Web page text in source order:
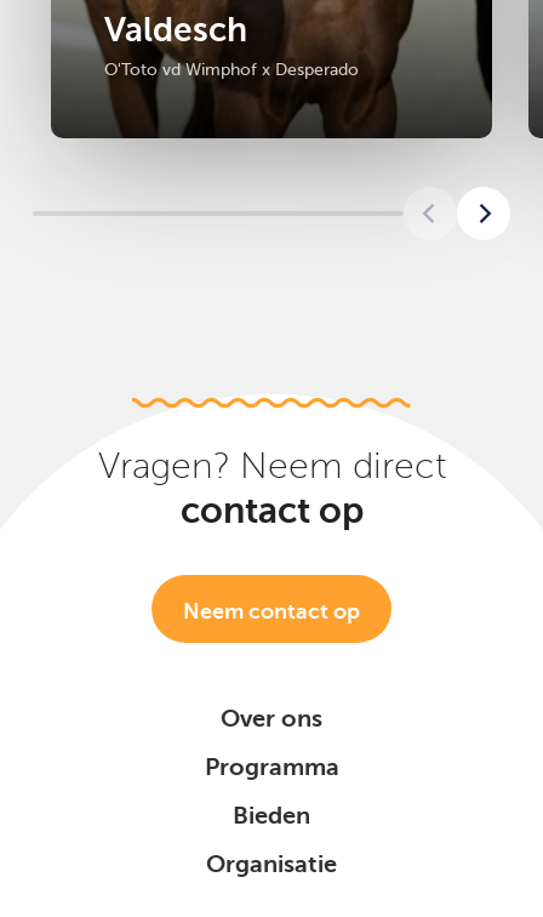
Valdesch
O'Toto vd Wimphof x Desperado
Vragen? Neem direct
contact op
Neem contact op
Over ons
Programma
Bieden
Organisatie